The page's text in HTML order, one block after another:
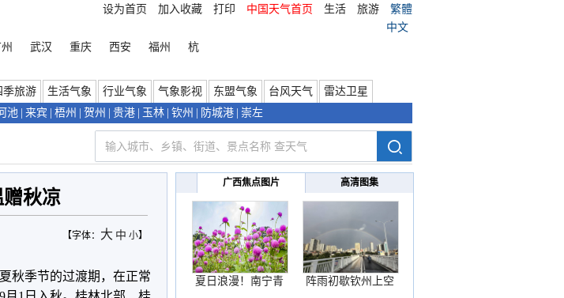
设为首页 加入收藏 打印 中国天气首页 生活 旅游
繁體
中文
武汉 重庆 西安 福州
杭
季旅游 生活气象 行业气象 气象影视 东盟气象 台风天气
雷达卫星
池 来宾 梧州 贺州 贵港 玉林 钦州 防城港 崇左
秋凉
【字体： 大 中 小】
秋季节的过渡期，在正常
广西焦点图片 高清图集
夏日浪漫！南宁青
阵雨初歇钦州上空